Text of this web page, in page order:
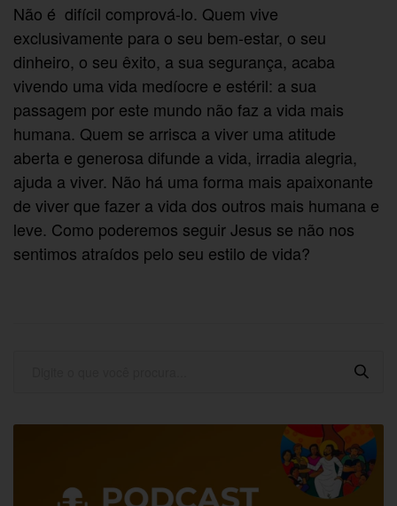
Não é difícil comprová-lo. Quem vive
exclusivamente para o seu bem-estar, o seu
dinheiro, o seu êxito, a sua segurança, acaba
vivendo uma vida medíocre e estéril: a sua
passagem por este mundo não faz a vida mais
humana. Quem se arrisca a viver uma atitude
aberta e generosa difunde a vida, irradia alegria,
ajuda a viver. Não há uma forma mais apaixonante
de viver que fazer a vida dos outros mais humana e
leve. Como poderemos seguir Jesus se não nos
sentimos atraídos pelo seu estilo de vida?